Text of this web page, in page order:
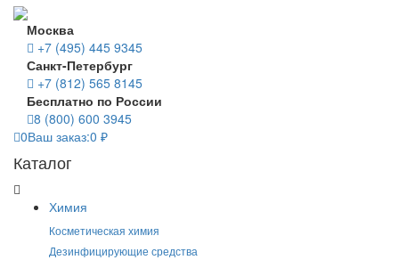
Москва
+7 (495) 445 9345
Санкт-Петербург
+7 (812) 565 8145
Бесплатно по России
8 (800) 600 3945
0Ваш заказ:0 ₽
Каталог
Химия
Косметическая химия
Дезинфицирующие средства